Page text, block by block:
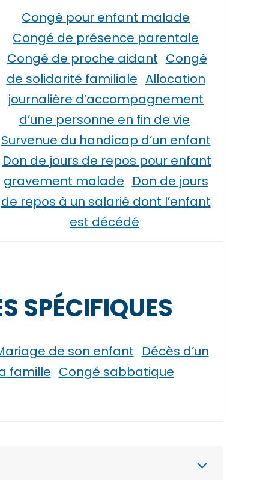
Congé pour enfant malade
Congé de présence parentale
Congé de proche aidant Congé
de solidarité familiale Allocation
journalière d’accompagnement
d’une personne en fin de vie
Survenue du handicap d’un enfant
Don de jours de repos pour enfant
gravement malade Don de jours
de repos à un salarié dont l’enfant
est décédé
SPÉCIFIQUES
de son enfant Décès d’un
famille Congé sabbatique